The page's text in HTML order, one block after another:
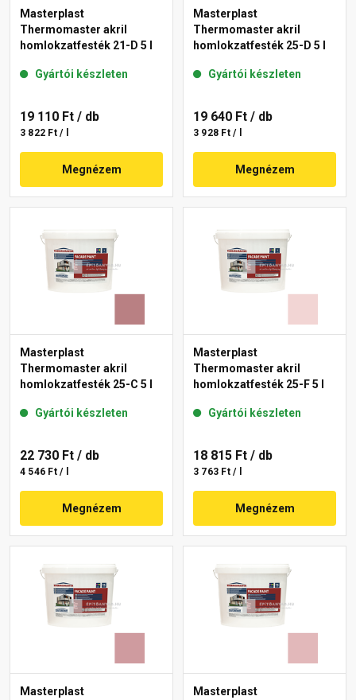
Masterplast
Thermomaster akril
homlokzatfesték 21-D 5 l
Gyártói készleten
19 110 Ft / db
3 822 Ft / l
Megnézem
Masterplast
Thermomaster akril
homlokzatfesték 25-D 5 l
Gyártói készleten
19 640 Ft / db
3 928 Ft / l
Megnézem
Masterplast
Thermomaster akril
homlokzatfesték 25-C 5 l
Gyártói készleten
22 730 Ft / db
4 546 Ft / l
Megnézem
Masterplast
Thermomaster akril
homlokzatfesték 25-F 5 l
Gyártói készleten
18 815 Ft / db
3 763 Ft / l
Megnézem
Masterplast
Masterplast